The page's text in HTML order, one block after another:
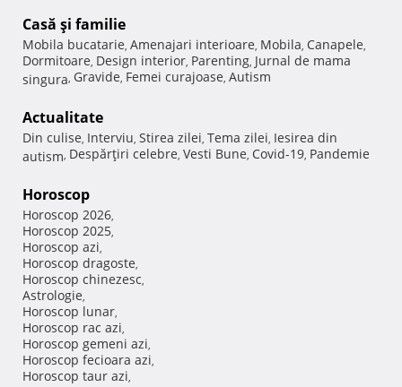
Casă şi familie
Mobila bucatarie, Amenajari interioare, Mobila, Canapele,
Dormitoare, Design interior, Parenting, Jurnal de mama
singura, Gravide, Femei curajoase, Autism
Actualitate
Din culise, Interviu, Stirea zilei, Tema zilei, Iesirea din
autism, Despărţiri celebre, Vesti Bune, Covid-19, Pandemie
Horoscop
Horoscop 2026,
Horoscop 2025,
Horoscop azi,
Horoscop dragoste,
Horoscop chinezesc,
Astrologie,
Horoscop lunar,
Horoscop rac azi,
Horoscop gemeni azi,
Horoscop fecioara azi,
Horoscop taur azi,